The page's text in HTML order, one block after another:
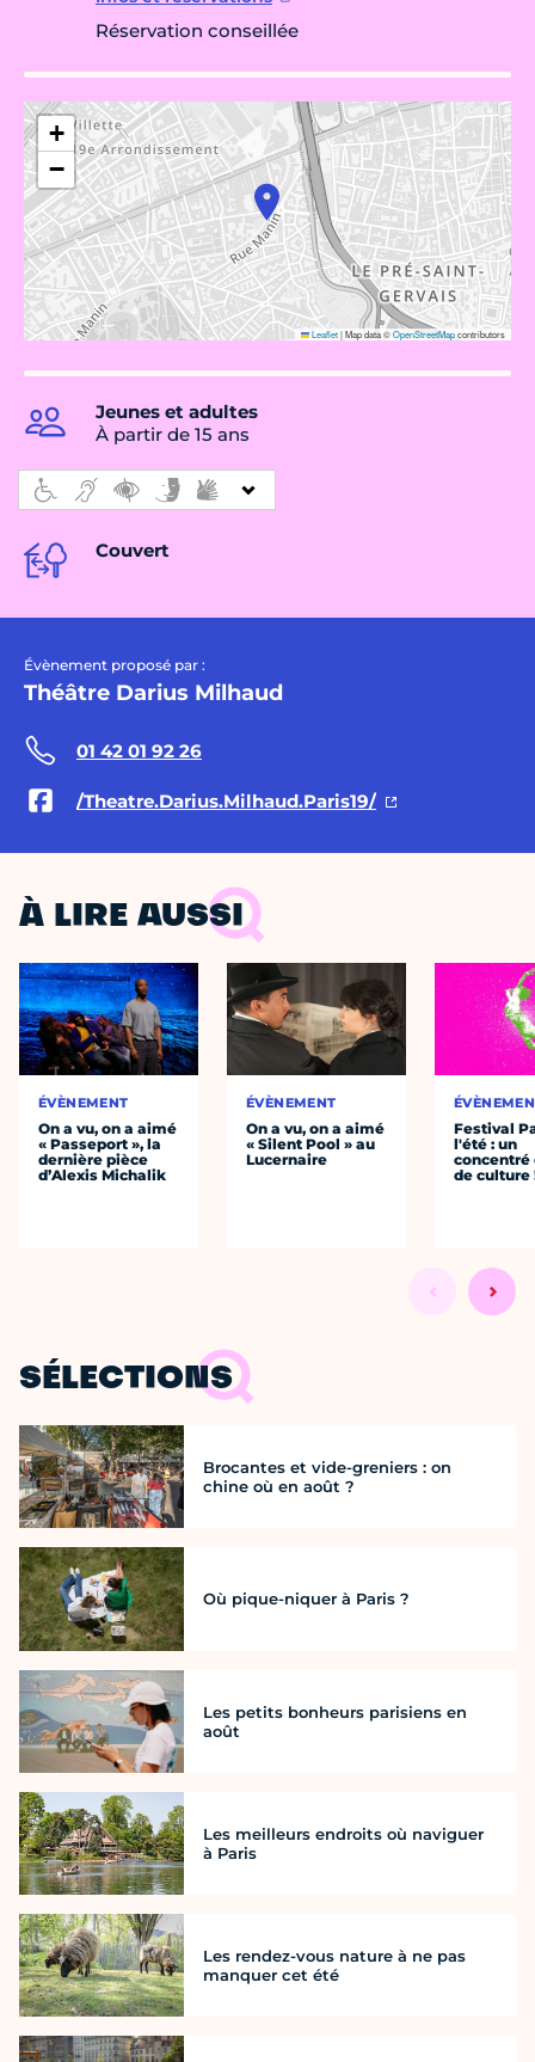
Réservation conseillée
+
−
Leaflet|Map data ©OpenStreetMapcontributors
Jeunes et adultes
À partir de 15 ans
Couvert
Évènement proposé par :
Théâtre Darius Milhaud
01 42 01 92 26
/Theatre.Darius.Milhaud.Paris19/
À LIRE AUSSI
ÉVÈNEMENT
On a vu, on a aimé
« Passeport », la
dernière pièce
d’Alexis Michalik
ÉVÈNEMENT
On a vu, on a aimé
« Silent Pool » au
Lucernaire
Festival
l'été : un
concentré
de culture
SÉLECTIONS
Brocantes et vide-greniers : on
chine où en août ?
Où pique-niquer à Paris ?
Les petits bonheurs parisiens en
août
Les meilleurs endroits où naviguer
à Paris
Les rendez-vous nature à ne pas
manquer cet été